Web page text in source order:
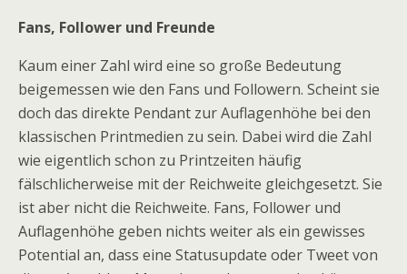
Fans, Follower und Freunde
Kaum einer Zahl wird eine so große Bedeutung
beigemessen wie den Fans und Followern. Scheint sie
doch das direkte Pendant zur Auflagenhöhe bei den
klassischen Printmedien zu sein. Dabei wird die Zahl
wie eigentlich schon zu Printzeiten häufig
fälschlicherweise mit der Reichweite gleichgesetzt. Sie
ist aber nicht die Reichweite. Fans, Follower und
Auflagenhöhe geben nichts weiter als ein gewisses
Potential an, dass eine Statusupdate oder Tweet von